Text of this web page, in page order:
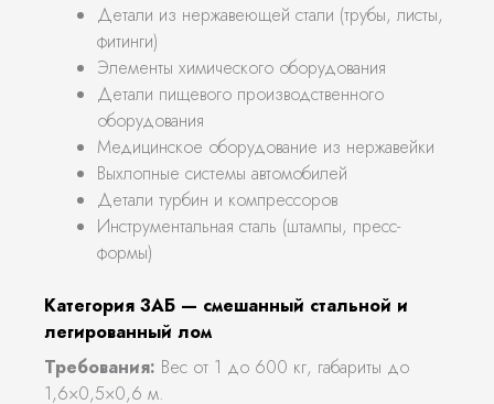
Детали из нержавеющей стали (трубы, листы,
фитинги)
Элементы химического оборудования
Детали пищевого производственного
оборудования
Медицинское оборудование из нержавейки
Выхлопные системы автомобилей
Детали турбин и компрессоров
Инструментальная сталь (штампы, пресс-
формы)
Категория 3АБ — смешанный стальной и
легированный лом
Требования: Вес от 1 до 600 кг, габариты до
1,6×0,5×0,6 м.